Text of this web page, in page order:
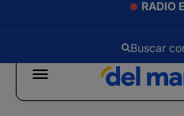
RADIO